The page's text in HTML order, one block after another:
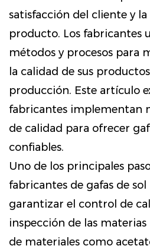
satisfacción del cliente y
producto. Los fabricantes
métodos y procesos para
la calidad de sus
producción. Este artículo
fabricantes implementan
de calidad para ofrecer
confiables.
Uno de los principales
fabricantes de gafas de
garantizar el control de
inspección de las
de materiales como